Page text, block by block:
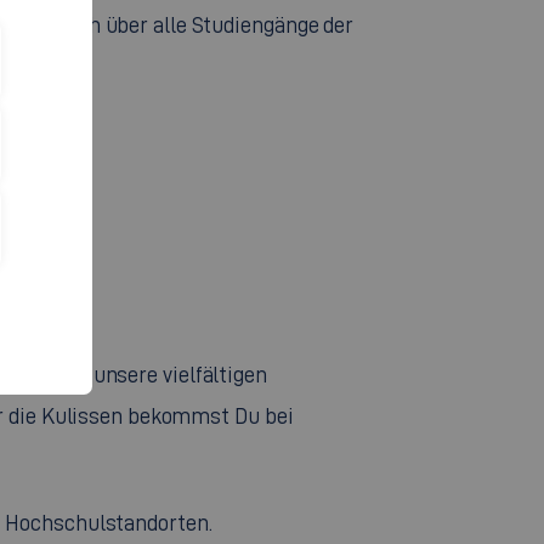
Du Dich über alle Studiengänge der
dem du unsere vielfältigen
Kulissen bekommst Du bei